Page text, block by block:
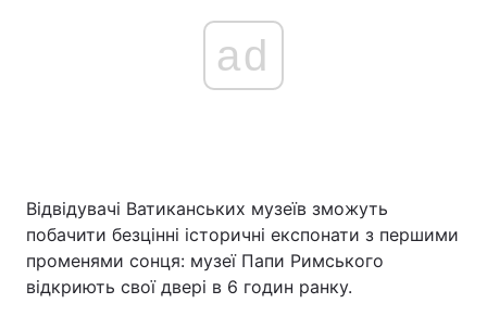
ad
Відвідувачі Ватиканських музеїв зможуть
побачити безцінні історичні експонати з першими
променями сонця: музеї Папи Римського
відкриють свої двері в 6 годин ранку.